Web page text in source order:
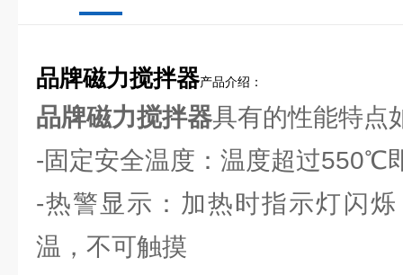
品牌磁力搅拌器产品介绍：
品牌磁力搅拌器具有的性能特点
-固定安全温度：温度超过550℃
-热警显示：加热时指示灯闪
温，不可触摸